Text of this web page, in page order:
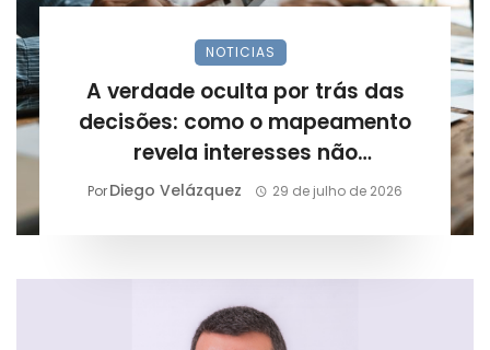
NOTICIAS
A verdade oculta por trás das
decisões: como o mapeamento
revela interesses não
declarados?
PorDiego Velázquez 29 de julho de 2026